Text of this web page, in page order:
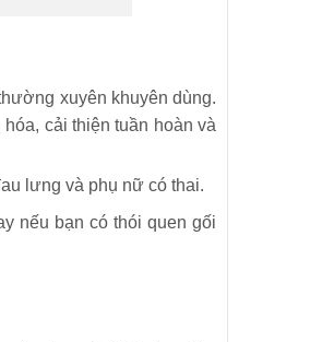
xuyên khuyên dùng.
cải thiện tuần hoàn và
lưng và phụ nữ có thai.
nếu bạn có thói quen gối